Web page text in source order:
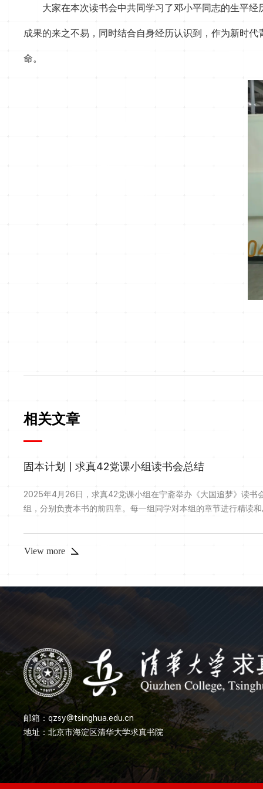
大家在本次读书会中共同学习了邓小平同志的生平
成果的来之不易，同时结合自身经历认识到，作为新时
命。
相关文章
固本计划 | 求真42党课小组读书会总结
2025年4月26日，求真42党课小组在宁斋举办《大国追梦》读书
组，分别负责本书的前四章。每一组同学对本组的章节进行精读
含其中的历史智慧和深刻道理，回应一些对历史事实的质疑，澄
路、弘扬中国精神、凝聚中国力量，实现中华民族伟大复兴的中国
View more
邮箱：qzsy@tsinghua.edu.cn
地址：北京市海淀区清华大学求真书院